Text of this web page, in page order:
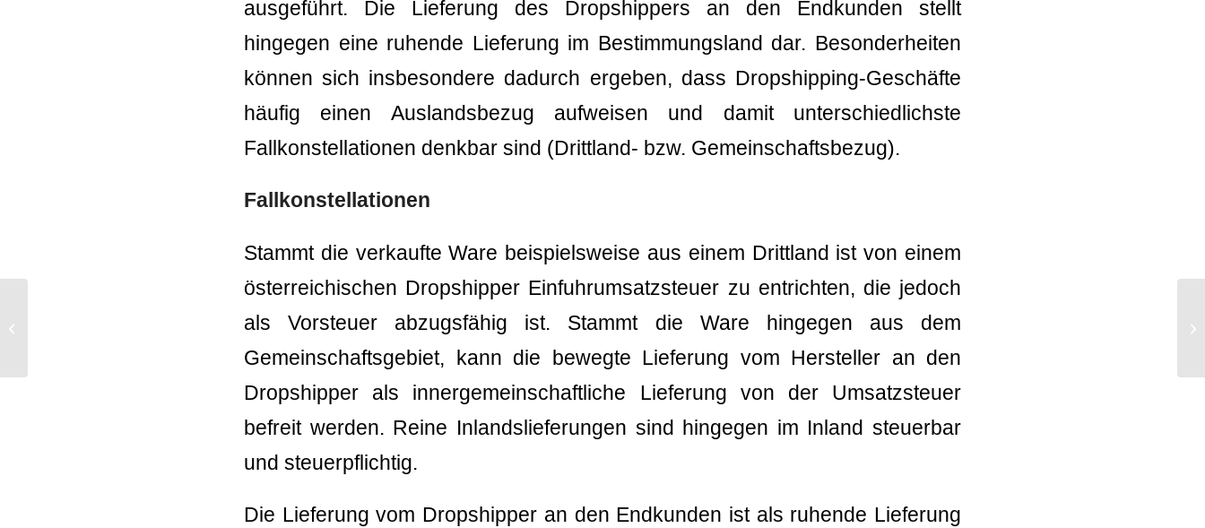
ausgeführt. Die Lieferung des Dropshippers an den Endkunden stellt
hingegen eine ruhende Lieferung im Bestimmungsland dar. Besonderheiten
können sich insbesondere dadurch ergeben, dass Dropshipping-Geschäfte
häufig einen Auslandsbezug aufweisen und damit unterschiedlichste
Fallkonstellationen denkbar sind (Drittland- bzw. Gemeinschaftsbezug).
Fallkonstellationen
Stammt die verkaufte Ware beispielsweise aus einem Drittland ist von einem
österreichischen Dropshipper Einfuhrumsatzsteuer zu entrichten, die jedoch
als Vorsteuer abzugsfähig ist. Stammt die Ware hingegen aus dem
Gemeinschaftsgebiet, kann die bewegte Lieferung vom Hersteller an den
Dropshipper als innergemeinschaftliche Lieferung von der Umsatzsteuer
befreit werden. Reine Inlandslieferungen sind hingegen im Inland steuerbar
und steuerpflichtig.
Die Lieferung vom Dropshipper an den Endkunden ist als ruhende Lieferung